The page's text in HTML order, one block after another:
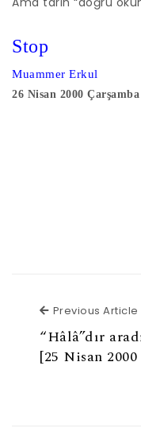
Stop
Muammer Erkul
26 Nisan 2000 Çarşamba
Previous Article
“Hâlâ”dır
[25 Nisan 2000